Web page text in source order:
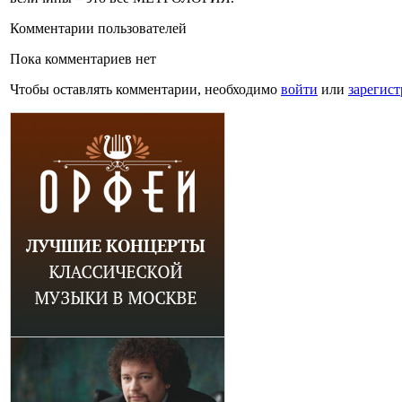
Комментарии пользователей
Пока комментариев нет
Чтобы оставлять комментарии, необходимо войти или